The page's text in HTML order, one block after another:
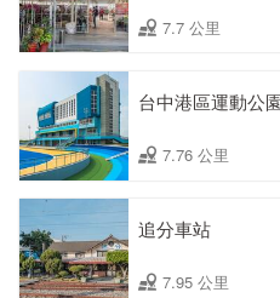
7.7 公里
台中港區運動公
7.76 公里
追分車站
7.95 公里